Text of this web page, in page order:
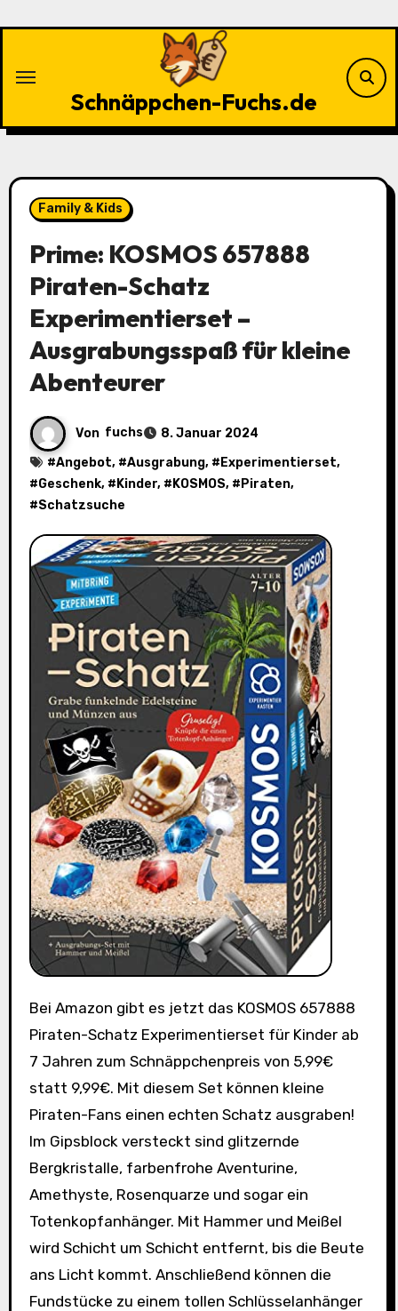
Schnäppchen-Fuchs.de
Family & Kids
Prime: KOSMOS 657888
Piraten-Schatz
Experimentierset –
Ausgrabungsspaß für kleine
Abenteurer
Von fuchs
8. Januar 2024
#Angebot, #Ausgrabung, # Experimentierset,
#Geschenk, # Kinder, # KOSMOS, # Piraten,
#Schatzsuche
Bei Amazon gibt es jetzt das KOSMOS 657888
Piraten-Schatz Experimentierset für Kinder ab
7 Jahren zum Schnäppchenpreis von 5,99€
statt 9,99€. Mit diesem Set können kleine
Piraten-Fans einen echten Schatz ausgraben!
Im Gipsblock versteckt sind glitzernde
Bergkristalle, farbenfrohe Aventurine,
Amethyste, Rosenquarze und sogar ein
Totenkopfanhänger. Mit Hammer und Meißel
wird Schicht um Schicht entfernt, bis die Beute
ans Licht kommt. Anschließend können die
Fundstücke zu einem tollen Schlüsselanhänger